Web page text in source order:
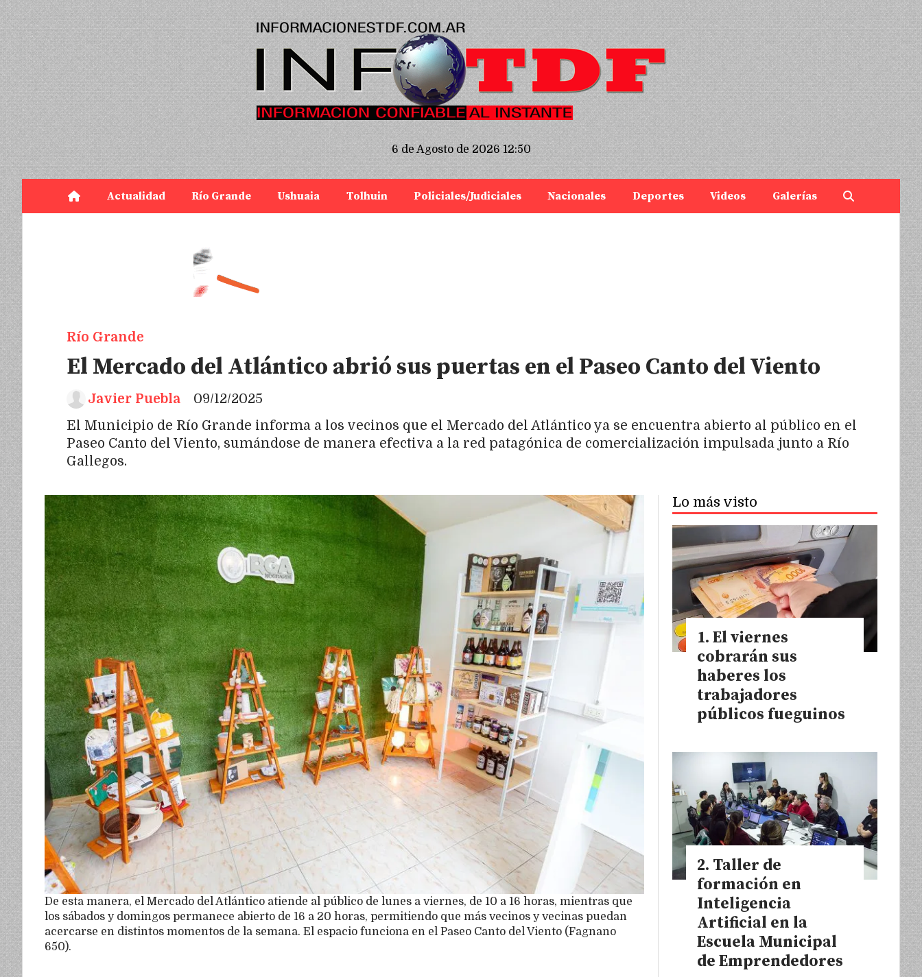
6 de Agosto de 2026 12:50
Actualidad Río Grande Ushuaia Tolhuin Policiales/Judiciales Nacionales Deportes Videos Galerías
El Mercado del Atlántico abrió sus puertas en el Paseo Canto del Viento
El Municipio de Río Grande informa a los vecinos que el Mercado del Atlántico ya se encuentra abierto al público en el
Paseo Canto del Viento, sumándose de manera efectiva a la red patagónica de comercialización impulsada junto a Río
Gallegos.
Río Grande
09/12/2025
Javier Puebla
De esta manera, el Mercado del Atlántico atiende al público de lunes a viernes, de 10 a 16 horas, mientras que
los sábados y domingos permanece abierto de 16 a 20 horas, permitiendo que más vecinos y vecinas puedan
acercarse en distintos momentos de la semana. El espacio funciona en el Paseo Canto del Viento (Fagnano
650).
Lo más visto
El viernes
cobrarán sus
haberes los
trabajadores
públicos fueguinos
Taller de
formación en
Inteligencia
Artificial en la
Escuela Municipal
de Emprendedores